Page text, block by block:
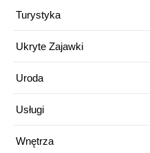
Turystyka
Ukryte Zajawki
Uroda
Usługi
Wnętrza